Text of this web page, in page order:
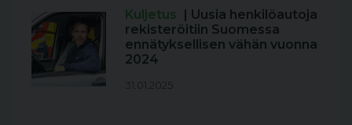
Kuljetus
| Uusia henkilöautoja
rekisteröitiin Suomessa
ennätyksellisen vähän vuonna
2024
31.01.2025